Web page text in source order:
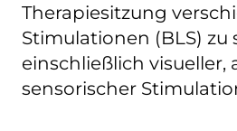
Therapiesitzung
Stimulationen (BLS) zu
einschließlich visueller,
sensorischer